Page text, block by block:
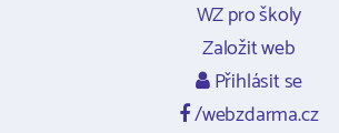
WZ pro školy
Založit web
Přihlásit se
/webzdarma.cz